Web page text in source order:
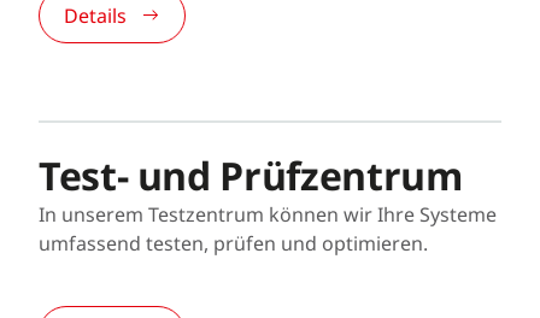
Details
Test- und Prüfzentrum
In unserem Testzentrum können wir Ihre Systeme
umfassend testen, prüfen und optimieren.